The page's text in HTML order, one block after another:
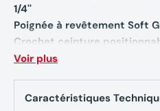
1/4''
Poignée à revêtement Soft
Crochet ceinture
MAKITA DTD154RTJ 18 V Li-
Voir plus
Caractéristiques